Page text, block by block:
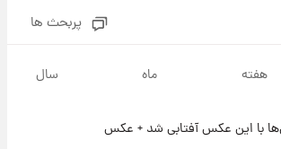
۱۴ ساعت پیش
پربحث ها
هفته ماه سال
با این عکس آفتابی شد + عکس